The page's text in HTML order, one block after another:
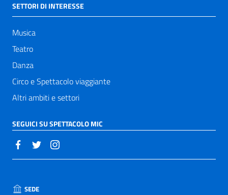
SETTORI DI INTERESSE
Musica
Teatro
Danza
Circo e Spettacolo viaggiante
Altri ambiti e settori
SEGUICI SU SPETTACOLO MIC
SEDE